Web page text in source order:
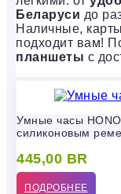
Беларуси до
Наличные,
подходит вам!
планшеты с
Умные часы
силиконовым
445,00 BR
ПОДРОБНЕЕ